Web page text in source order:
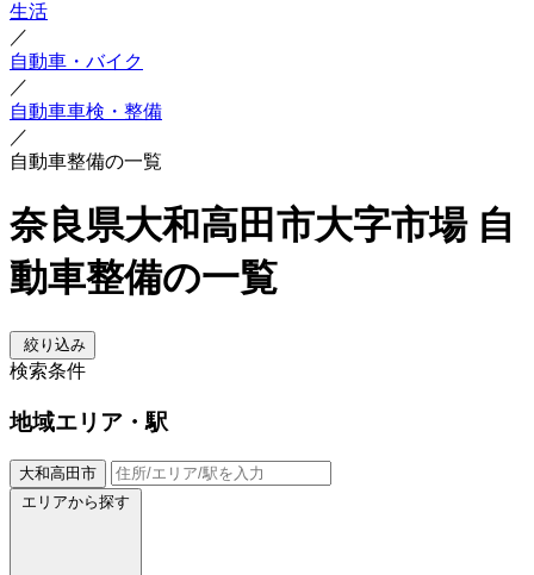
生活
／
自動車・バイク
／
自動車車検・整備
／
自動車整備の一覧
奈良県大和高田市大字市場 自
動車整備の一覧
絞り込み
検索条件
地域エリア・駅
大和高田市
エリアから探す